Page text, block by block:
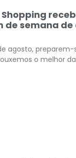
de semana
agosto,
o melhor